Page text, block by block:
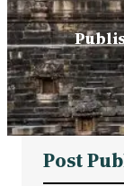
Post